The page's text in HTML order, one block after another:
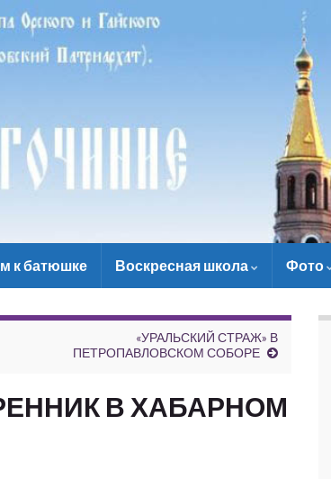
к батюшке Воскресная школа Фото
«УРАЛЬСКИЙ СТРАЖ» В
ПЕТРОПАВЛОВСКОМ СОБОРЕ
В ХАБАРНОМ